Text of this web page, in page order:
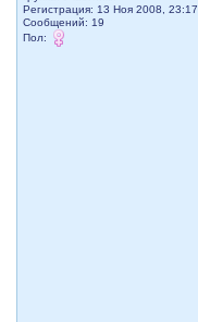
Регистрация: 13 Ноя 2008, 23:17
Сообщений: 19
Пол: